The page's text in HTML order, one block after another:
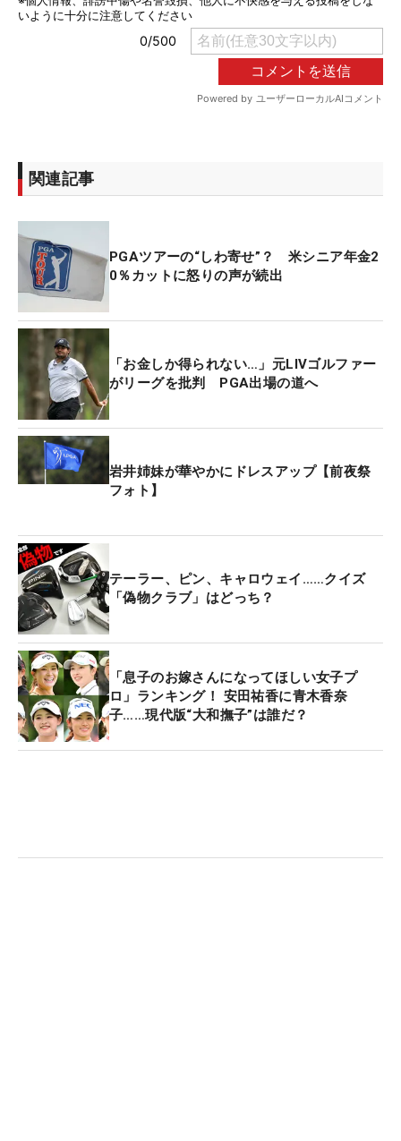
関連記事
PGAツアーの“しわ寄せ”？ 米シニア年金2
0％カットに怒りの声が続出
「お金しか得られない…」元LIVゴルファー
がリーグを批判 PGA出場の道へ
岩井姉妹が華やかにドレスアップ【前夜祭
フォト】
テーラー、ピン、キャロウェイ……クイズ
「偽物クラブ」はどっち？
「息子のお嫁さんになってほしい女子プ
ロ」ランキング！ 安田祐香に青木香奈
子……現代版“大和撫子”は誰だ？